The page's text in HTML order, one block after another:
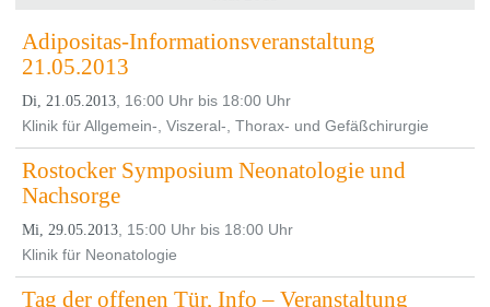
Adipositas-Informationsveranstaltung
21.05.2013
Di, 21.05.2013 , 16:00 Uhr bis 18:00 Uhr
Klinik für Allgemein-, Viszeral-, Thorax- und Gefäßchirurgie
Rostocker Symposium Neonatologie und
Nachsorge
Mi, 29.05.2013 , 15:00 Uhr bis 18:00 Uhr
Klinik für Neonatologie
Tag der offenen Tür, Info – Veranstaltung